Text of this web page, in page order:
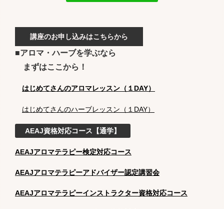
講座のお申し込みはこちらから
■アロマ・ハーブを学ぶなら
まずはここから！
はじめてさんのアロマレッスン（１DAY）
はじめてさんのハーブレッスン（１DAY）
AEAJ資格対応コース【通学】
AEAJアロマテラピー検定対応コース
AEAJアロマテラピーアドバイザー認定講習会
AEAJアロマテラピーインストラクター資格対応コース